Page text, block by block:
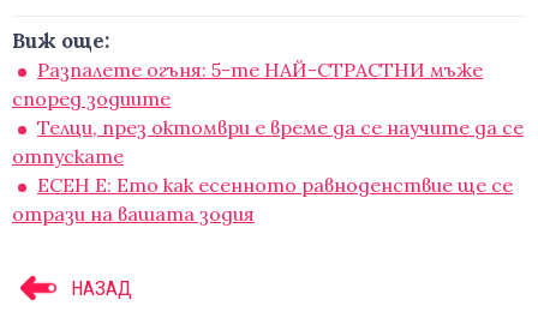
Виж още:
Разпалете огъня: 5-те НАЙ-СТРАСТНИ мъже
според зодиите
Телци, през октомври е време да се научите да се
отпускате
ЕСЕН Е: Ето как есенното равноденствие ще се
отрази на вашата зодия
НАЗАД